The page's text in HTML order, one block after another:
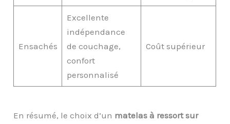
Ensachés
Excellente
indépendance
de couchage,
confort
personnalisé
Coût supérieur
En résumé, le choix d’un matelas à ressort sur